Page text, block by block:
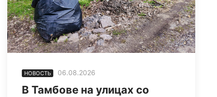
НОВОСТЬ 06.08.2026
В Тамбове на улицах со